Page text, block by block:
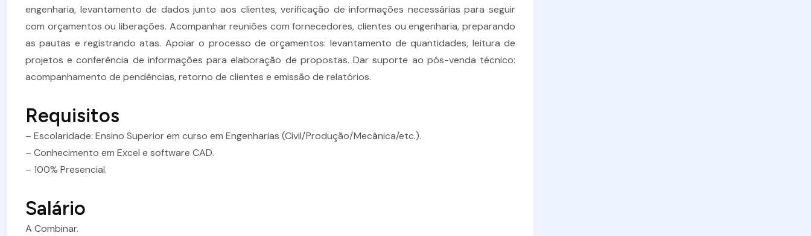
engenharia, levantamento de dados junto aos clientes, verificação de informações necessárias para seguir
com orçamentos ou liberações. Acompanhar reuniões com fornecedores, clientes ou engenharia, preparando
as pautas e registrando atas. Apoiar o processo de orçamentos: levantamento de quantidades, leitura de
projetos e conferência de informações para elaboração de propostas. Dar suporte ao pós-venda técnico:
acompanhamento de pendências, retorno de clientes e emissão de relatórios.
Requisitos
– Escolaridade: Ensino Superior em curso em Engenharias (Civil/Produção/Mecânica/etc.).
– Conhecimento em Excel e software CAD.
– 100% Presencial.
Salário
A Combinar.